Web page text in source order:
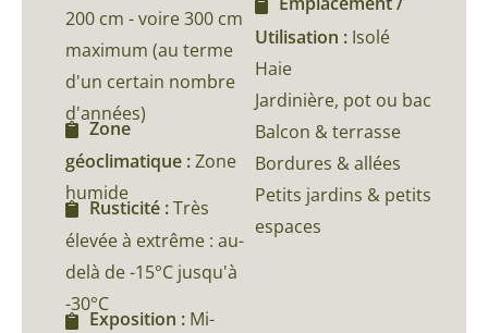
200 cm - voire 300 cm
maximum (au terme
d'un certain nombre
d'années)
Zone
géoclimatique :Zone
humide
Rusticité :Très
élevée à extrême : au-
delà de -15°C jusqu'à
-30°C
Exposition : Mi-
Utilisation : Isolé
Haie
Jardinière, pot ou bac
Balcon & terrasse
Bordures & allées
Petits jardins & petits
espaces